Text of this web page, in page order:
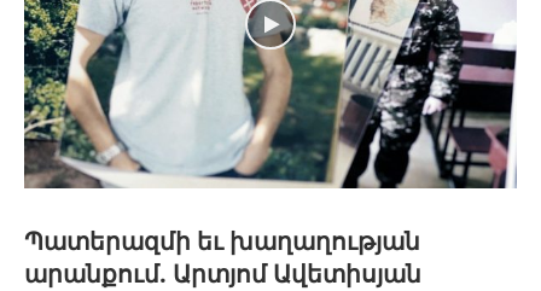
Պատերազմի եւ խաղաղության
արանքում. Արտյոմ Ավետիսյան